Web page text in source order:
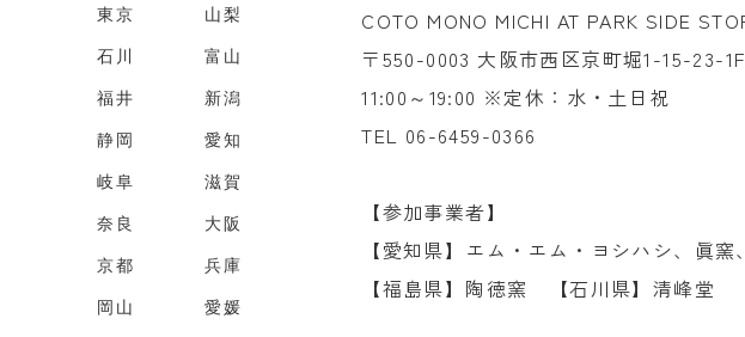
COTO MONO MICHI AT PARK SIDE
〒550-0003 大阪市西区京町堀1-15-23-1F
11:00～19:00 ※定休：水・土日祝
TEL 06-6459-0366
【参加事業者】
【愛知県】エム・エム・ヨシハシ、眞
【福島県】陶徳窯 【石川県】清峰
東京 山梨
石川 富山
福井 新潟
静岡 愛知
岐阜 滋賀
奈良 大阪
京都 兵庫
岡山 愛媛